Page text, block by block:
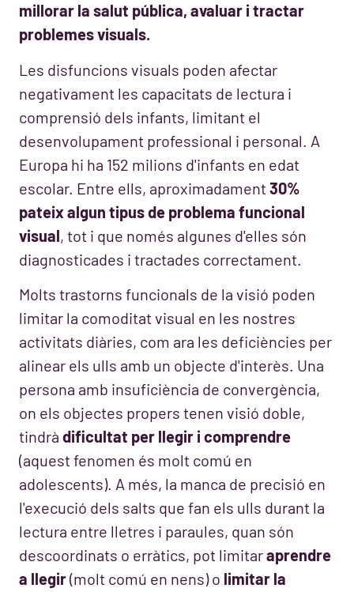
millorar la salut pública, avaluar i tractar
problemes visuals.
Les disfuncions visuals poden afectar
negativament les capacitats de lectura i
comprensió dels infants, limitant el
desenvolupament professional i personal. A
Europa hi ha 152 milions d'infants en edat
escolar. Entre ells, aproximadament30%
pateix algun tipus de problema funcional
visual, tot i que només algunes d'elles són
diagnosticades i tractades correctament.
Molts trastorns funcionals de la visió poden
limitar la comoditat visual en les nostres
activitats diàries, com ara les deficiències per
alinear els ulls amb un objecte d'interès. Una
persona amb insuficiència de convergència,
on els objectes propers tenen visió doble,
tindrà dificultat per llegir i comprendre
(aquest fenomen és molt comú en
adolescents). A més, la manca de precisió en
l'execució dels salts que fan els ulls durant la
lectura entre lletres i paraules, quan són
descoordinats o erràtics, pot limitaraprendre
a llegir(molt comú en nens) o limitar la